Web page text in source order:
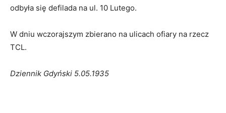
odbyła się defilada na ul. 10 Lutego.
W dniu wczorajszym zbierano na ulicach ofiary na rzecz
TCL.
Dziennik Gdyński 5.05.1935